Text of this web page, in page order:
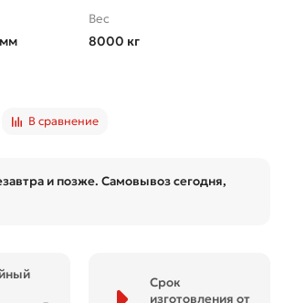
Вес
8000 кг
В сравнение
и позже. Самовывоз сегодня,
Срок
изготовления от